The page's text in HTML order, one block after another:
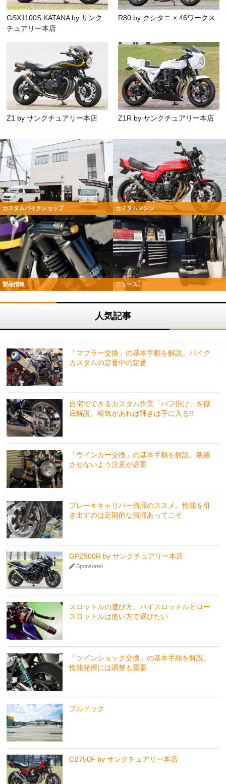
GSX1100S KATANA by サンク
チュアリー本店
R80 by クシタニ × 46ワークス
Z1 by サンクチュアリー本店 Z1R by サンクチュアリー本店
カスタムバイクショップ カスタムマシン
製品情報 ニュース
人気記事
「マフラー交換」の基本手順を解説。バイク
カスタムの定番中の定番
自宅でできるカスタム作業「バフ掛け」を徹
底解説。根気があれば輝きは手に入る!!
「ウインカー交換」の基本手順を解説。断線
させないよう注意が必要
ブレーキキャリパー清掃のススメ。性能を引
き出すのは定期的な清掃あってこそ
GPZ900R by サンクチュアリー本店
Sponsored
スロットルの選び方。ハイスロットルとロー
スロットルは使い方で選びたい
「ツインショック交換」の基本手順を解説。
性能発揮には調整も重要
ブルドック
CB750F by サンクチュアリー本店